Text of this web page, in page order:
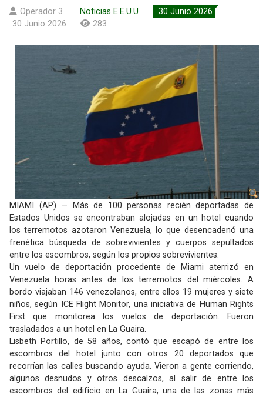
Operador 3 Noticias E.E.U.U
30 Junio 2026
30 Junio 2026
283
MIAMI (AP) — Más de 100 personas recién deportadas de
Estados Unidos se encontraban alojadas en un hotel cuando
los terremotos azotaron Venezuela, lo que desencadenó una
frenética búsqueda de sobrevivientes y cuerpos sepultados
entre los escombros, según los propios sobrevivientes.
Un vuelo de deportación procedente de Miami aterrizó en
Venezuela horas antes de los terremotos del miércoles. A
bordo viajaban 146 venezolanos, entre ellos 19 mujeres y siete
niños, según ICE Flight Monitor, una iniciativa de Human Rights
First que monitorea los vuelos de deportación. Fueron
trasladados a un hotel en La Guaira.
Lisbeth Portillo, de 58 años, contó que escapó de entre los
escombros del hotel junto con otros 20 deportados que
recorrían las calles buscando ayuda. Vieron a gente corriendo,
algunos desnudos y otros descalzos, al salir de entre los
escombros del edificio en La Guaira, una de las zonas más